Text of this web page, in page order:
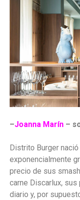
–Joanna Marín –
Distrito Burger
exponencialmente
precio de sus
carne Discarlux,
diario y, por